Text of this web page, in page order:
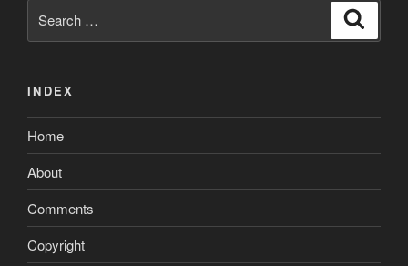
for:
INDEX
Home
About
Comments
Copyright